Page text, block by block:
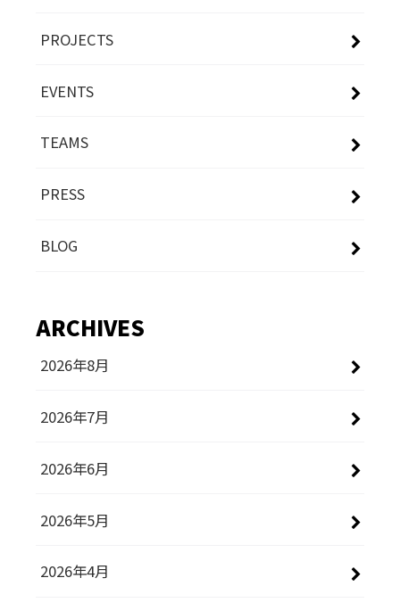
PROJECTS
EVENTS
TEAMS
PRESS
BLOG
ARCHIVES
2026年8月
2026年7月
2026年6月
2026年5月
2026年4月